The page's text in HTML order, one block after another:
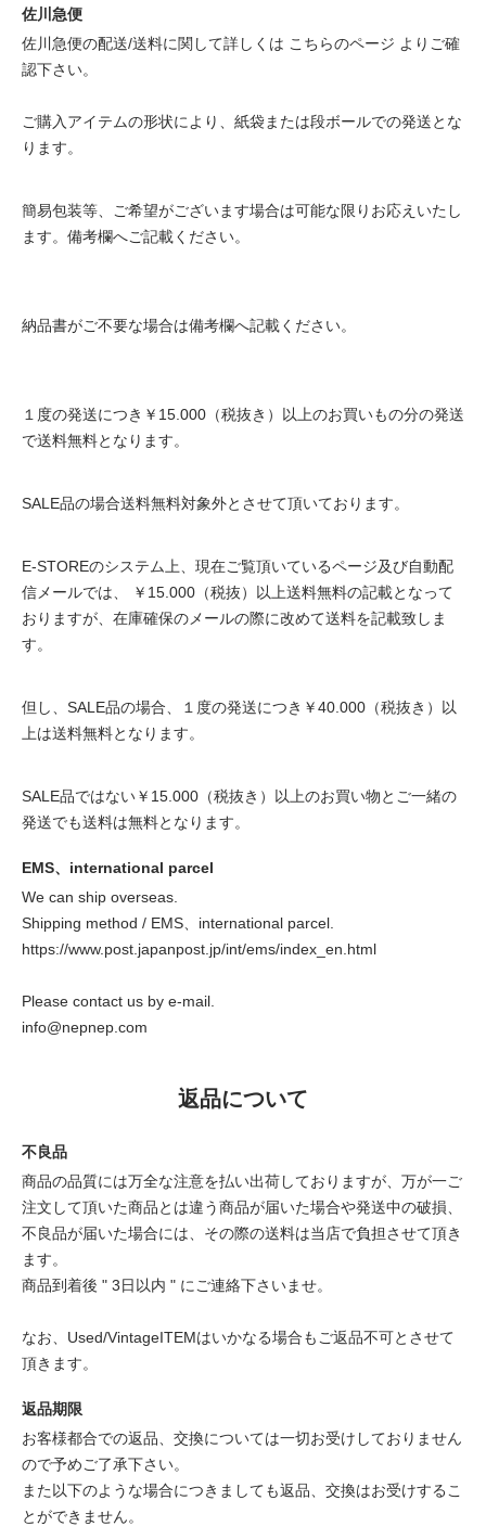
佐川急便
佐川急便の配送/送料に関して詳しくは こちらのページ よりご確
認下さい。
ご購入アイテムの形状により、紙袋または段ボールでの発送とな
ります。
簡易包装等、ご希望がございます場合は可能な限りお応えいたし
ます。備考欄へご記載ください。
納品書がご不要な場合は備考欄へ記載ください。
１度の発送につき￥15.000（税抜き）以上のお買いもの分の発送
で送料無料となります。
SALE品の場合送料無料対象外とさせて頂いております。
E-STOREのシステム上、現在ご覧頂いているページ及び自動配
信メールでは、 ￥15.000（税抜）以上送料無料の記載となって
おりますが、在庫確保のメールの際に改めて送料を記載致しま
す。
但し、SALE品の場合、１度の発送につき￥40.000（税抜き）以
上は送料無料となります。
SALE品ではない￥15.000（税抜き）以上のお買い物とご一緒の
発送でも送料は無料となります。
EMS、international parcel
We can ship overseas.
Shipping method / EMS、international parcel.
https://www.post.japanpost.jp/int/ems/index_en.html
Please contact us by e-mail.
info@nepnep.com
返品について
不良品
商品の品質には万全な注意を払い出荷しておりますが、万が一ご
注文して頂いた商品とは違う商品が届いた場合や発送中の破損、
不良品が届いた場合には、その際の送料は当店で負担させて頂き
ます。
商品到着後 " 3日以内 " にご連絡下さいませ。
なお、Used/VintageITEMはいかなる場合もご返品不可とさせて
頂きます。
返品期限
お客様都合での返品、交換については一切お受けしておりません
ので予めご了承下さい。
また以下のような場合につきましても返品、交換はお受けするこ
とができません。